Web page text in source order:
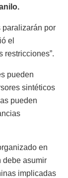
paralizarán por
el
restricciones”.
pueden
sintéticos
pueden
en
debe asumir
implicadas